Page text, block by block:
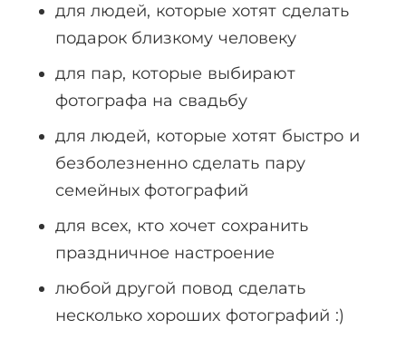
для людей, которые хотят сделать
подарок близкому человеку
для пар, которые выбирают
фотографа на свадьбу
для людей, которые хотят быстро и
безболезненно сделать пару
семейных фотографий
для всех, кто хочет сохранить
праздничное настроение
любой другой повод сделать
несколько хороших фотографий :)